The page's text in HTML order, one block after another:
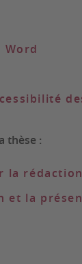
thèse :
la
et la